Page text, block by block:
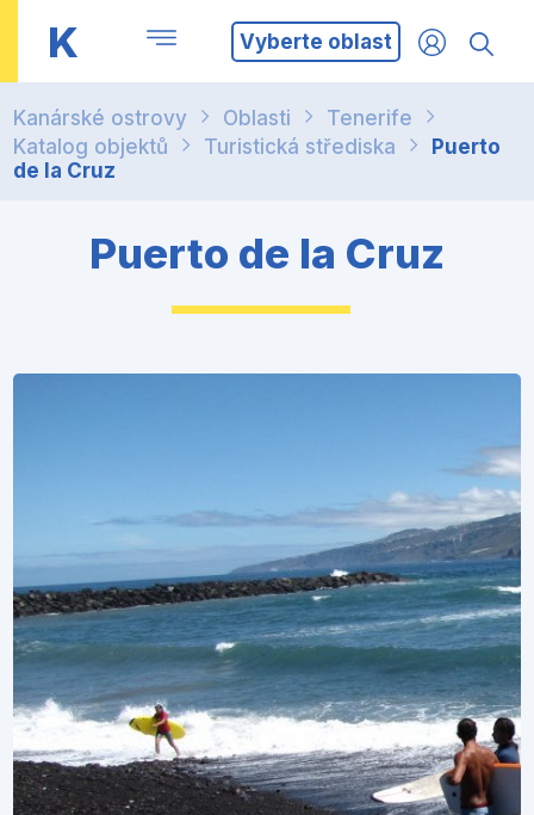
K Vyberte oblast
Kanárské ostrovy Oblasti
Tenerife
Katalog objektů
Turistická střediska
Puerto
de la Cruz
Puerto de la Cruz